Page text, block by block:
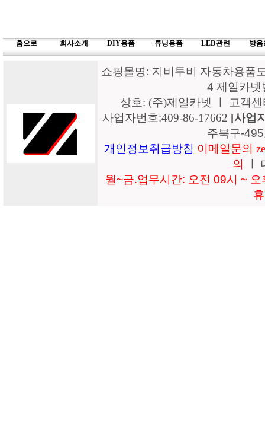
홈으로 회사소개 DIY용품 튜닝용품 LED관련 방음
쇼핑몰명: 지비투비 자동차용품
4 제일카
상호: (주)제일카넷 ㅣ 고객
사업자번호:409-86-17662 [사업
주북구-
개인정보취급방침 이메일문의
의
월~금.업무시간: 오전 09시 ~